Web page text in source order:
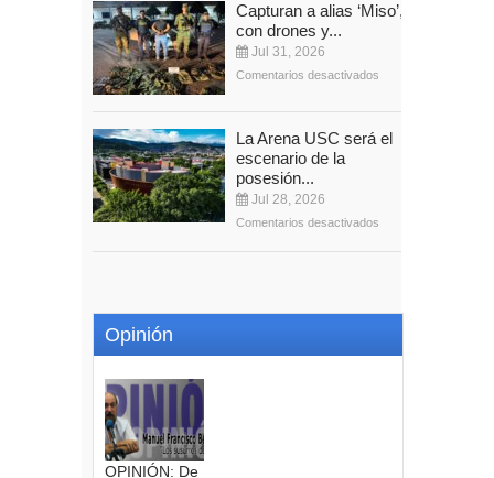
Capturan a alias ‘Miso’,
con drones y...
Jul 31, 2026
Comentarios desactivados
La Arena USC será el
escenario de la
posesión...
Jul 28, 2026
Comentarios desactivados
Opinión
OPINIÓN: De